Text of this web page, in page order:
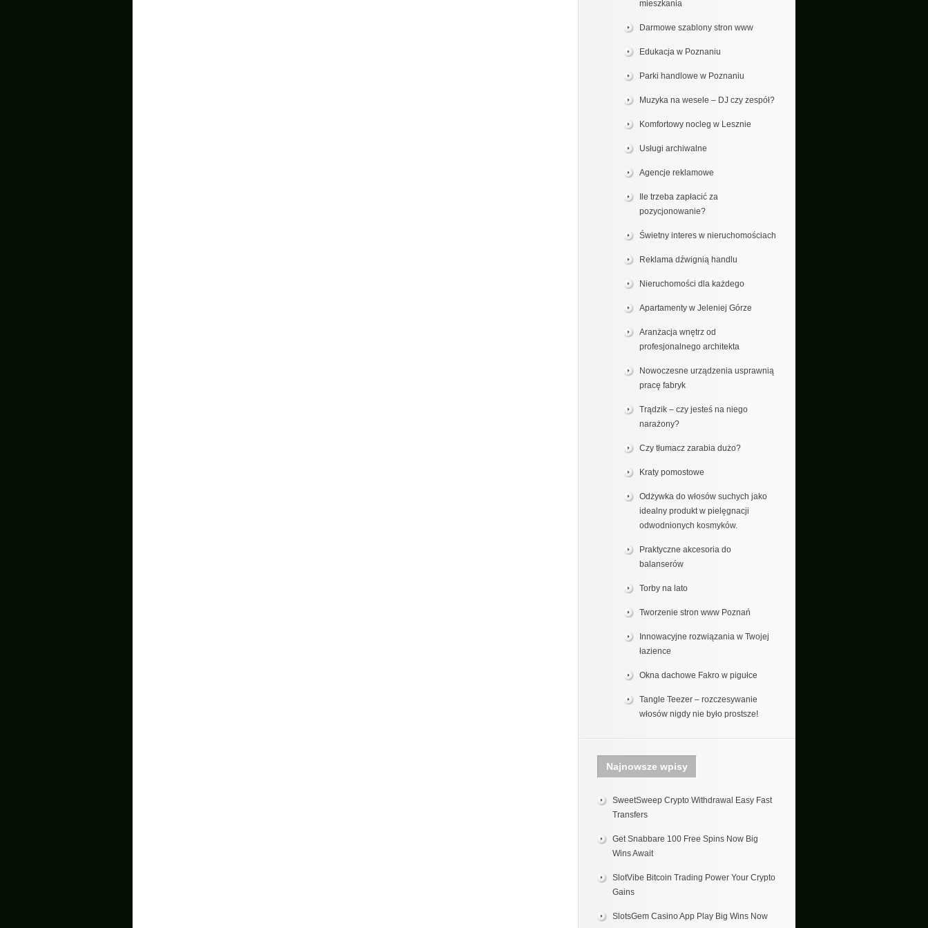
mieszkania
Darmowe szablony stron www
Edukacja w Poznaniu
Parki handlowe w Poznaniu
Muzyka na wesele – DJ czy zespół?
Komfortowy nocleg w Lesznie
Usługi archiwalne
Agencje reklamowe
Ile trzeba zapłacić za
pozycjonowanie?
Świetny interes w nieruchomościach
Reklama dźwignią handlu
Nieruchomości dla każdego
Apartamenty w Jeleniej Górze
Aranżacja wnętrz od
profesjonalnego architekta
Nowoczesne urządzenia usprawnią
pracę fabryk
Trądzik – czy jesteś na niego
narażony?
Czy tłumacz zarabia dużo?
Kraty pomostowe
Odżywka do włosów suchych jako
idealny produkt w pielęgnacji
odwodnionych kosmyków.
Praktyczne akcesoria do
balanserów
Torby na lato
Tworzenie stron www Poznań
Innowacyjne rozwiązania w Twojej
łazience
Okna dachowe Fakro w pigułce
Tangle Teezer – rozczesywanie
włosów nigdy nie było prostsze!
Najnowsze wpisy
SweetSweep Crypto Withdrawal Easy Fast
Transfers
Get Snabbare 100 Free Spins Now Big
Wins Await
SlotVibe Bitcoin Trading Power Your Crypto
Gains
SlotsGem Casino App Play Big Wins Now